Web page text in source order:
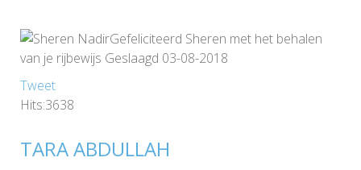
Gefeliciteerd Sheren met het behalen
van je rijbewijs Geslaagd 03-08-2018
Tweet
Hits:3638
TARA ABDULLAH